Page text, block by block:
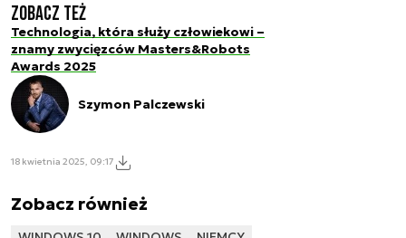
Zobacz też
Technologia, która służy człowiekowi –
znamy zwycięzców Masters&Robots
Awards 2025
Szymon Palczewski
18 kwietnia 2025, 09:17
Zobacz również